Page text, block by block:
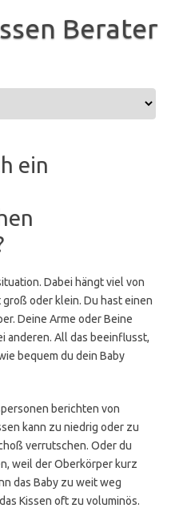
Berater
ein
Dabei hängt viel von
oder klein. Du hast einen
Deine Arme oder Beine
anderen. All das beeinflusst,
bequem du dein Baby
berichten von
kann zu niedrig oder zu
verrutschen. Oder du
weil der Oberkörper kurz
das Baby zu weit weg
Kissen oft zu voluminös.